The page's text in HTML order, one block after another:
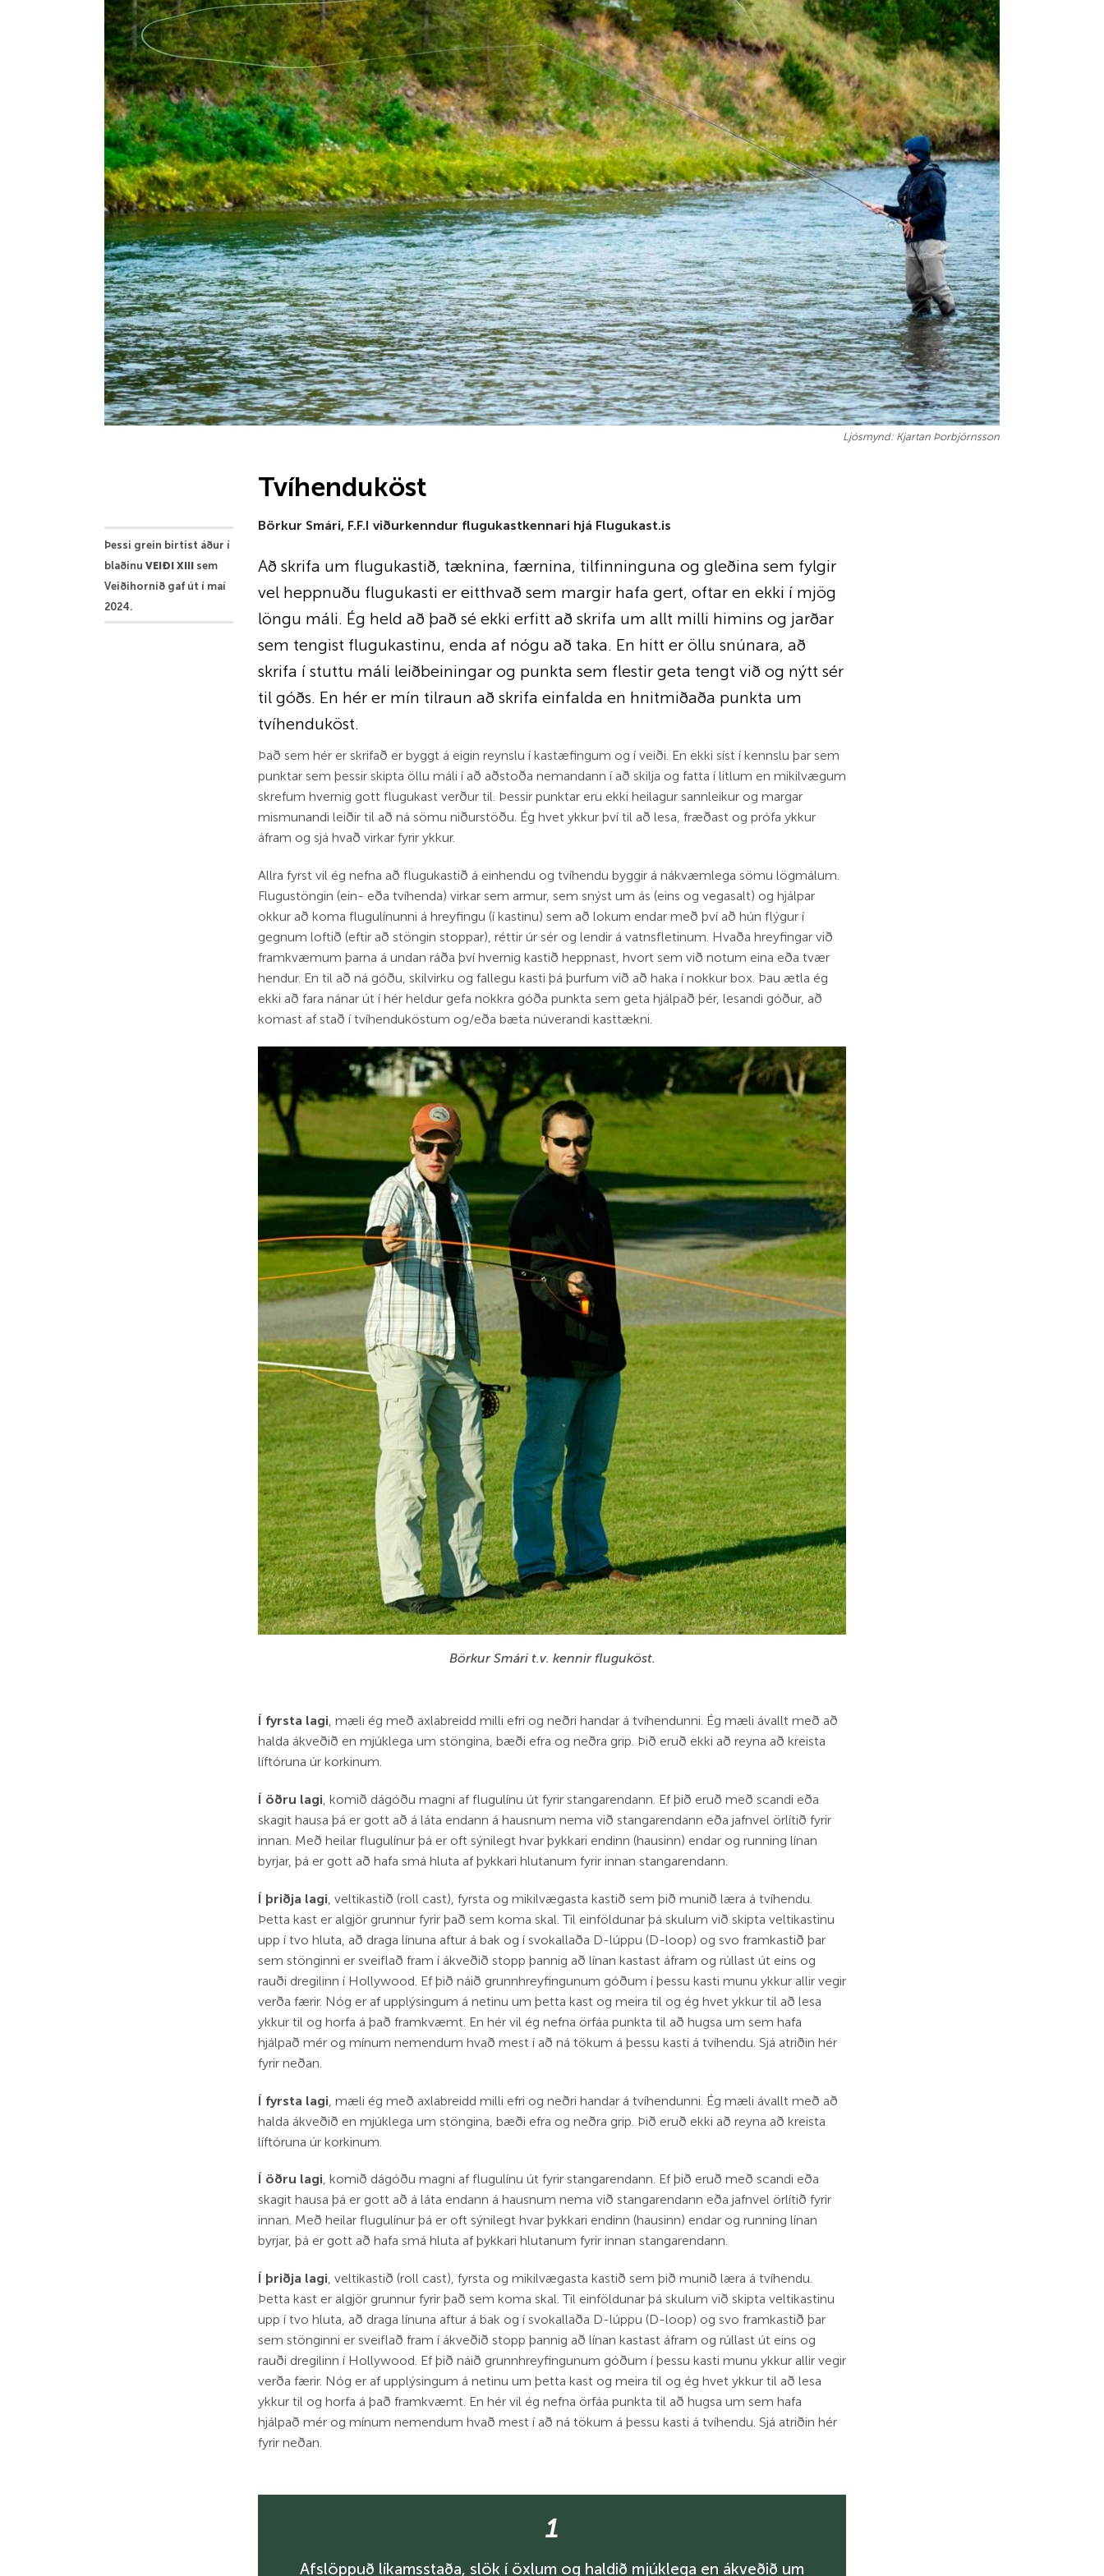
Ljósmynd: Kjartan Þorbjörnsson
Þessi grein birt­ist áður í
blaðinuVEIÐI XIII sem
Veiðihornið gaf út í maí
2024.
Tvíhenduköst
Börkur Smári, F.F.I viðurkenndur flugukastkennari hjá Flugukast.is
Að skrifa um flugukastið, tæknina, færnina, tilfinninguna og gleðina sem fylgir
vel heppnuðu flugukasti er eitthvað sem margir hafa gert, oftar en ekki í mjög
löngu máli. Ég held að það sé ekki erfitt að skrifa um allt milli himins og jarðar
sem tengist flugukastinu, enda af nógu að taka. En hitt er öllu snúnara, að
skrifa í stuttu máli leiðbeiningar og punkta sem flestir geta tengt við og nýtt sér
til góðs. En hér er mín tilraun að skrifa einfalda en hnitmiðaða punkta um
tvíhenduköst.
Það sem hér er skrifað er byggt á eigin reynslu í kastæfingum og í veiði. En ekki síst í kennslu þar sem
punktar sem þessir skipta öllu máli í að aðstoða nemandann í að skilja og fatta í litlum en mikilvægum
skrefum hvernig gott flugukast verður til. Þessir punktar eru ekki heilagur sannleikur og margar
mismunandi leiðir til að ná sömu niðurstöðu. Ég hvet ykkur því til að lesa, fræðast og prófa ykkur
áfram og sjá hvað virkar fyrir ykkur.
Allra fyrst vil ég nefna að flugukastið á einhendu og tvíhendu byggir á nákvæmlega sömu lögmálum.
Flugustöngin (ein- eða tvíhenda) virkar sem armur, sem snýst um ás (eins og vegasalt) og hjálpar
okkur að koma flugulínunni á hreyfingu (í kastinu) sem að lokum endar með því að hún flýgur í
gegnum loftið (eftir að stöngin stoppar), réttir úr sér og lendir á vatnsfletinum. Hvaða hreyfingar við
framkvæmum þarna á undan ráða því hvernig kastið heppnast, hvort sem við notum eina eða tvær
hendur. En til að ná góðu, skilvirku og fallegu kasti þá þurfum við að haka í nokkur box. Þau ætla ég
ekki að fara nánar út í hér heldur gefa nokkra góða punkta sem geta hjálpað þér, lesandi góður, að
komast af stað í tvíhenduköstum og/eða bæta núverandi kasttækni.
Börkur Smári t.v. kennir fluguköst.
Í fyrsta lagi, mæli ég með axlabreidd milli efri og neðri handar á tvíhendunni. Ég mæli ávallt með að
halda ákveðið en mjúklega um stöngina, bæði efra og neðra grip. Þið eruð ekki að reyna að kreista
líftóruna úr korkinum.
Í öðru lagi, komið dágóðu magni af flugulínu út fyrir stangarendann. Ef þið eruð með scandi eða
skagit hausa þá er gott að á láta endann á hausnum nema við stangarendann eða jafnvel örlítið fyrir
innan. Með heilar flugulínur þá er oft sýnilegt hvar þykkari endinn (hausinn) endar og running línan
byrjar, þá er gott að hafa smá hluta af þykkari hlutanum fyrir innan stangarendann.
Í þriðja lagi , veltikastið (roll cast), fyrsta og mikilvægasta kastið sem þið munið læra á tvíhendu.
Þetta kast er algjör grunnur fyrir það sem koma skal. Til einföldunar þá skulum við skipta veltikastinu
upp í tvo hluta, að draga línuna aftur á bak og í svokallaða D-lúppu (D-loop) og svo framkastið þar
sem stönginni er sveiflað fram í ákveðið stopp þannig að línan kastast áfram og rúllast út eins og
rauði dregilinn í Hollywood. Ef þið náið grunnhreyfingunum góðum í þessu kasti munu ykkur allir vegir
verða færir. Nóg er af upplýsingum á netinu um þetta kast og meira til og ég hvet ykkur til að lesa
ykkur til og horfa á það framkvæmt. En hér vil ég nefna örfáa punkta til að hugsa um sem hafa
hjálpað mér og mínum nemendum hvað mest í að ná tökum á þessu kasti á tvíhendu. Sjá atriðin hér
fyrir neðan.
Í fyrsta lagi , mæli ég með axlabreidd milli efri og neðri handar á tvíhendunni. Ég mæli ávallt með að
halda ákveðið en mjúklega um stöngina, bæði efra og neðra grip. Þið eruð ekki að reyna að kreista
líftóruna úr korkinum.
Í öðru lagi, komið dágóðu magni af flugulínu út fyrir stangarendann. Ef þið eruð með scandi eða
skagit hausa þá er gott að á láta endann á hausnum nema við stangarendann eða jafnvel örlítið fyrir
innan. Með heilar flugulínur þá er oft sýnilegt hvar þykkari endinn (hausinn) endar og running línan
byrjar, þá er gott að hafa smá hluta af þykkari hlutanum fyrir innan stangarendann.
Í þriðja lagi, veltikastið (roll cast), fyrsta og mikilvægasta kastið sem þið munið læra á tvíhendu.
Þetta kast er algjör grunnur fyrir það sem koma skal. Til einföldunar þá skulum við skipta veltikastinu
upp í tvo hluta, að draga línuna aftur á bak og í svokallaða D-lúppu (D-loop) og svo framkastið þar
sem stönginni er sveiflað fram í ákveðið stopp þannig að línan kastast áfram og rúllast út eins og
rauði dregilinn í Hollywood. Ef þið náið grunnhreyfingunum góðum í þessu kasti munu ykkur allir vegir
verða færir. Nóg er af upplýsingum á netinu um þetta kast og meira til og ég hvet ykkur til að lesa
ykkur til og horfa á það framkvæmt. En hér vil ég nefna örfáa punkta til að hugsa um sem hafa
hjálpað mér og mínum nemendum hvað mest í að ná tökum á þessu kasti á tvíhendu. Sjá atriðin hér
fyrir neðan.
1
Afslöppuð líkamsstaða, slök í öxlum og haldið mjúklega en ákveðið um